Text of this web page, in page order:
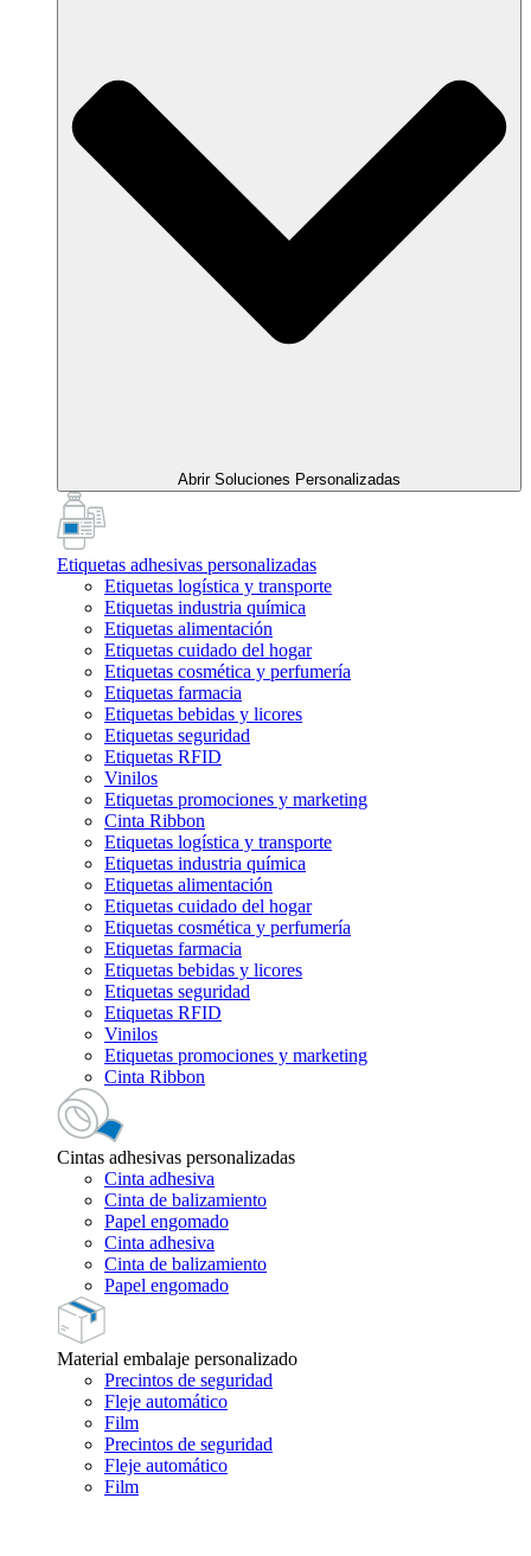
Abrir Soluciones Personalizadas
Etiquetas adhesivas personalizadas
Etiquetas logística y transporte
Etiquetas industria química
Etiquetas alimentación
Etiquetas cuidado del hogar
Etiquetas cosmética y perfumería
Etiquetas farmacia
Etiquetas bebidas y licores
Etiquetas seguridad
Etiquetas RFID
Vinilos
Etiquetas promociones y marketing
Cinta Ribbon
Etiquetas logística y transporte
Etiquetas industria química
Etiquetas alimentación
Etiquetas cuidado del hogar
Etiquetas cosmética y perfumería
Etiquetas farmacia
Etiquetas bebidas y licores
Etiquetas seguridad
Etiquetas RFID
Vinilos
Etiquetas promociones y marketing
Cinta Ribbon
Cintas adhesivas personalizadas
Cinta adhesiva
Cinta de balizamiento
Papel engomado
Cinta adhesiva
Cinta de balizamiento
Papel engomado
Material embalaje personalizado
Precintos de seguridad
Fleje automático
Film
Precintos de seguridad
Fleje automático
Film